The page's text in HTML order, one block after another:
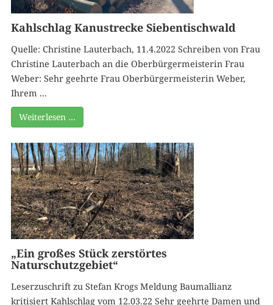
Kahlschlag Kanustrecke Siebentischwald
Quelle: Christine Lauterbach, 11.4.2022 Schreiben von Frau
Christine Lauterbach an die Oberbürgermeisterin Frau
Weber: Sehr geehrte Frau Oberbürgermeisterin Weber,
Ihrem ...
Weiterlesen …
„Ein großes Stück zerstörtes
Naturschutzgebiet“
Leserzuschrift zu Stefan Krogs Meldung Baumallianz
kritisiert Kahlschlag vom 12.03.22 Sehr geehrte Damen und